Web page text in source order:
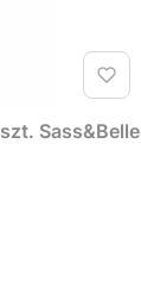
Sass&Belle